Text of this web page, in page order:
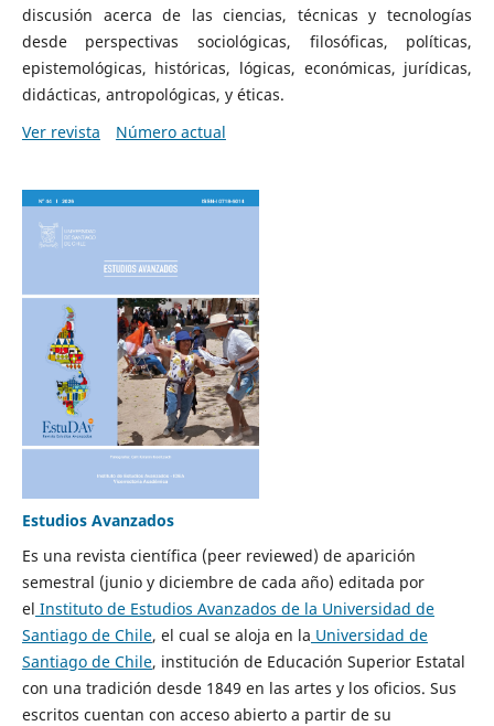
discusión acerca de las ciencias, técnicas y tecnologías
desde perspectivas sociológicas, filosóficas, políticas,
epistemológicas, históricas, lógicas, económicas, jurídicas,
didácticas, antropológicas, y éticas.
Ver revista
Número actual
Estudios Avanzados
Es una revista científica (peer reviewed) de aparición
semestral (junio y diciembre de cada año) editada por
el Instituto de Estudios Avanzados de la Universidad de
Santiago de Chile, el cual se aloja en la Universidad de
Santiago de Chile, institución de Educación Superior Estatal
con una tradición desde 1849 en las artes y los oficios. Sus
escritos cuentan con acceso abierto a partir de su